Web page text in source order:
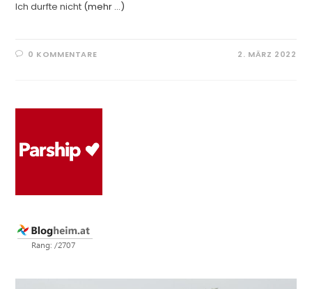
Ich durfte nicht (mehr …)
0 KOMMENTARE 2. MÄRZ 2022